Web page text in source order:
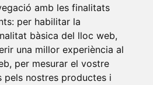
amb les finalitats
per habilitar la
bàsica del lloc web,
una millor experiència al
, per mesurar el vostre
pels nostres productes i
s/n
Plana